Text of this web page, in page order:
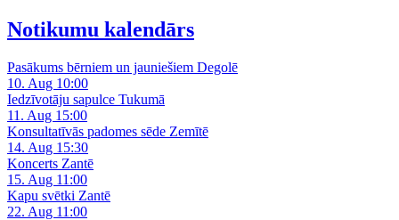
Notikumu kalendārs
Pasākums bērniem un jauniešiem Degolē
10. Aug 10:00
Iedzīvotāju sapulce Tukumā
11. Aug 15:00
Konsultatīvās padomes sēde Zemītē
14. Aug 15:30
Koncerts Zantē
15. Aug 11:00
Kapu svētki Zantē
22. Aug 11:00